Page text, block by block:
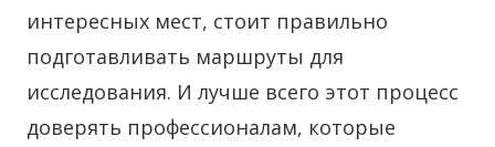
интересных мест, стоит правильно
подготавливать маршруты для
исследования. И лучше всего этот процесс
доверять профессионалам, которые